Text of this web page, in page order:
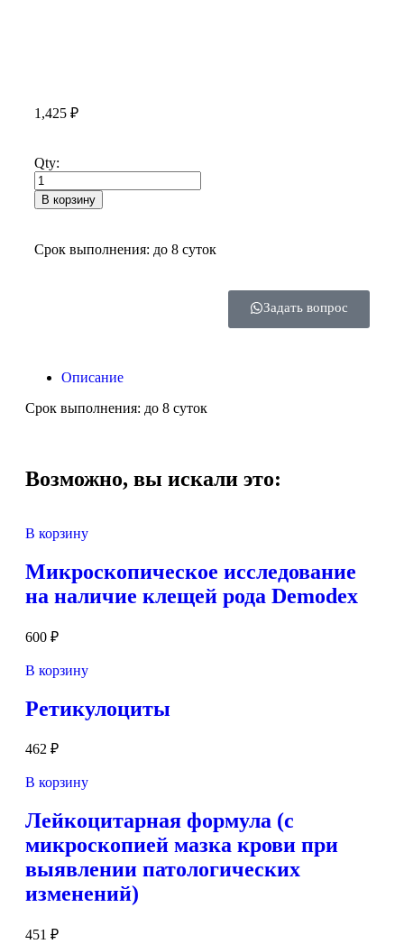
1,425 ₽
Qty:
В корзину
Срок выполнения: до 8 суток
Задать вопрос
Описание
Срок выполнения: до 8 суток
Возможно, вы искали это:
В корзину
Микроскопическое исследование
на наличие клещей рода Demodex
600 ₽
В корзину
Ретикулоциты
462 ₽
В корзину
Лейкоцитарная формула (с
микроскопией мазка крови при
выявлении патологических
изменений)
451 ₽